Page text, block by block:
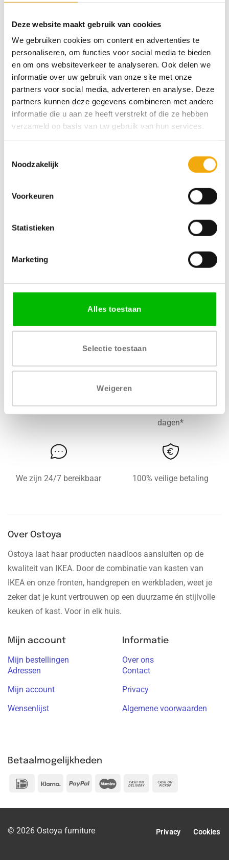
Deze website maakt gebruik van cookies
We gebruiken cookies om content en advertenties te
personaliseren, om functies voor social media te bieden
en om ons websiteverkeer te analyseren. Ook delen we
informatie over uw gebruik van onze site met onze
partners voor social media, adverteren en analyse. Deze
partners kunnen deze gegevens combineren met andere
informatie die u aan ze heeft verstrekt of die ze hebben
verzameld op basis van uw gebruik van hun services.
Noodzakelijk
Voorkeuren
Statistieken
Marketing
Alles toestaan
Selectie toestaan
Weigeren
Draairichting
Poro noce LS54, Deur voor Pax aantal
Toevoegen aan winkelwagen
SKU:N/B
Categorieën:Deuren voor Pax kasten,Hout
MATERIAAL
Gratis levering vanaf € 750,-
Gratis retour binnen 14
dagen*
We zijn 24/7 bereikbaar 100% veilige betaling
Over Ostoya
Ostoya laat haar producten naadloos aansluiten op de
kwaliteit van IKEA. Door de combinatie van kasten van
IKEA en onze fronten, handgrepen en werkbladen, weet je
zeker dat je kunt vertrouwen op een duurzame én stijlvolle
keuken of kast. Voor in elk huis.
Mijn account
Mijn bestellingen
Adressen
Mijn account
Wensenlijst
Informatie
Over ons
Contact
Privacy
Algemene voorwaarden
Betaalmogelijkheden
IDeal Klarna PayPal Maestro Cash
DeliveryPickup
© 2026 Ostoya furniture Privacy Cookies